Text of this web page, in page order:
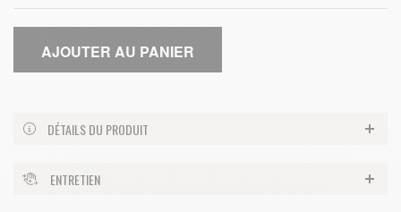
AJOUTER AU PANIER
DÉTAILS DU PRODUIT
ENTRETIEN